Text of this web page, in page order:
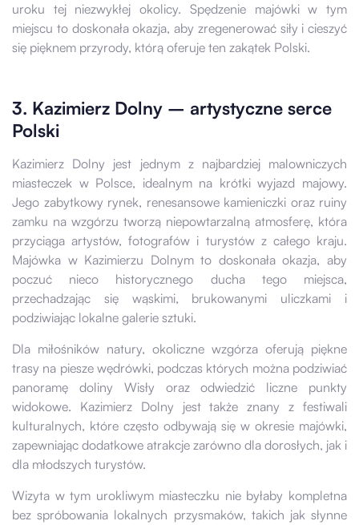
uroku tej niezwykłej okolicy. Spędzenie majówki w tym
miejscu to doskonała okazja, aby zregenerować siły i cieszyć
się pięknem przyrody, którą oferuje ten zakątek Polski.
3. Kazimierz Dolny – artystyczne serce
Polski
Kazimierz Dolny jest jednym z najbardziej malowniczych
miasteczek w Polsce, idealnym na krótki wyjazd majowy.
Jego zabytkowy rynek, renesansowe kamieniczki oraz ruiny
zamku na wzgórzu tworzą niepowtarzalną atmosferę, która
przyciąga artystów, fotografów i turystów z całego kraju.
Majówka w Kazimierzu Dolnym to doskonała okazja, aby
poczuć nieco historycznego ducha tego miejsca,
przechadzając się wąskimi, brukowanymi uliczkami i
podziwiając lokalne galerie sztuki.
Dla miłośników natury, okoliczne wzgórza oferują piękne
trasy na piesze wędrówki, podczas których można podziwiać
panoramę doliny Wisły oraz odwiedzić liczne punkty
widokowe. Kazimierz Dolny jest także znany z festiwali
kulturalnych, które często odbywają się w okresie majówki,
zapewniając dodatkowe atrakcje zarówno dla dorosłych, jak i
dla młodszych turystów.
Wizyta w tym urokliwym miasteczku nie byłaby kompletna
bez spróbowania lokalnych przysmaków, takich jak słynne